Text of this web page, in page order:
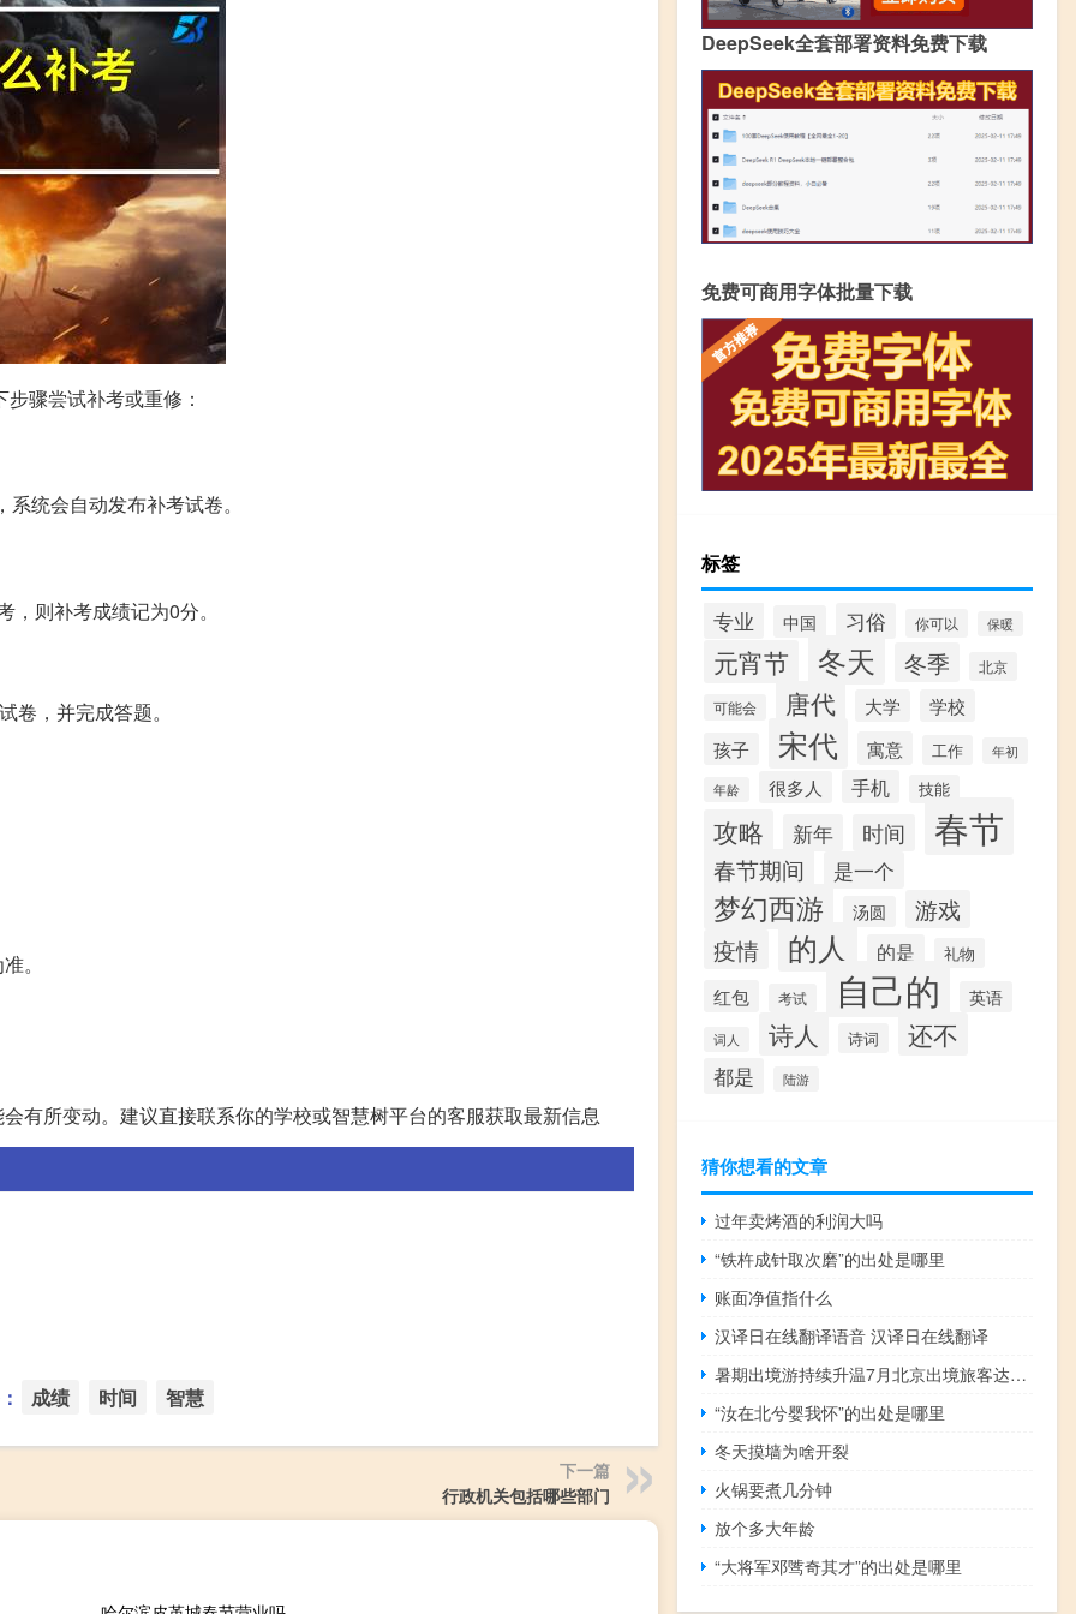
骤尝试补考或重修：
统会自动发布补考试卷。
则补考成绩记为0分。
卷，并完成答题。
。
有所变动。建议直接联系你的学校或智慧树平台的客服获取最新信息
成绩 时间 智慧
下一篇
行政机关包括哪些部门
DeepSeek全套部署资料免费下载
免费可商用字体批量下载
标签
专业 中国 习俗 你可以 保暖
元宵节 冬天 冬季 北京
可能会 唐代 大学
学校
孩子
宋代 寓意 工作 年初
年龄 很多人 手机 技能
攻略 新年 时间 春节
春节期间 是一个
梦幻西游 汤圆 游戏
疫情 的人 的是 礼物
红包 考试 自己的 英语
词人 诗人 诗词 还不
都是 陆游
猜你想看的文章
过年卖烤酒的利润大吗
“铁杵成针取次磨”的出处是哪里
账面净值指什么
汉译日在线翻译语音 汉译日在线翻译
暑期出境游持续升温7月北京出境旅客达59.31万人次
“汝在北兮婴我怀”的出处是哪里
冬天摸墙为啥开裂
火锅要煮几分钟
放个多大年龄
“大将军邓骘奇其才”的出处是哪里